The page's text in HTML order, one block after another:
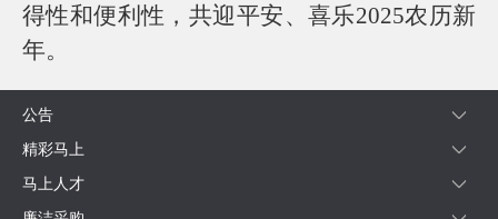
得性和便利性，共迎平安、喜乐2025农历新
年。
公告
精彩马上
马上人才